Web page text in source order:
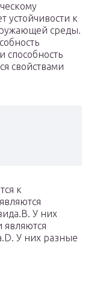
устойчивости к
среды.
способность
свойствами
к
У них
являются
У них разные